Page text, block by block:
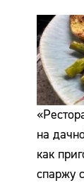
на
как
спаржу